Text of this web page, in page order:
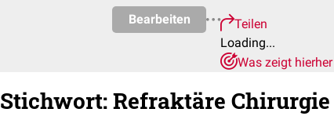
Bearbeiten
Teilen
Loading...
Was zeigt hierher
Stichwort: Refraktäre Chirurgie